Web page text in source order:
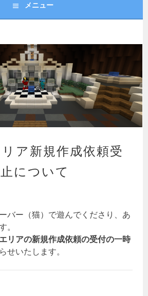
メニュー
ア新規作成依頼受
について
バー（猫）で遊んでくださり、あ
。
リアの新規作成依頼の受付の一時
せいたします。